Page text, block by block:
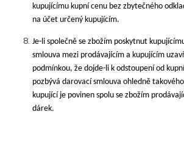
kupujícímu kupní cenu bez zbytečného
na účet určený kupujícím.
Je-li společně se zbožím poskytnut
smlouva mezi prodávajícím a kupujícím
podmínkou, že dojde-li k odstoupení od
pozbývá darovací smlouva ohledně
kupující je povinen spolu se zbožím
dárek.